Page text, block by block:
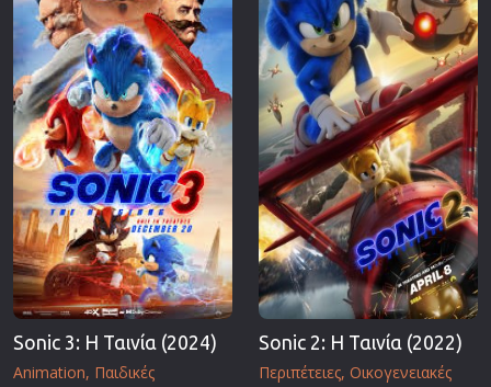
Επιστημονικής Φαντασίας
Εποχής
Ερωτικές
Ευρωπαικός Κινηματογράφος
Θρησκευτικές
Θρίλερ
Ιστορικές
Καταστροφής
Κλασσικές
Sonic 3: Η Ταινία (2024)
Animation Παιδικές
Sonic 2: Η Ταινία (2022)
Περιπέτειες Οικογενειακές